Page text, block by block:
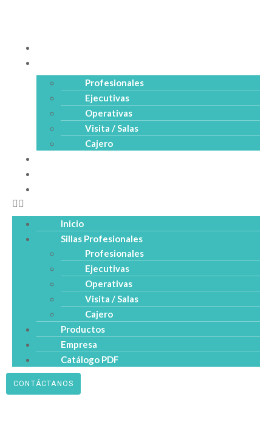
Profesionales
Ejecutivas
Operativas
Visita / Salas
Cajero
Inicio
Sillas Profesionales
Profesionales
Ejecutivas
Operativas
Visita / Salas
Cajero
Productos
Empresa
Catálogo PDF
CONTÁCTANOS